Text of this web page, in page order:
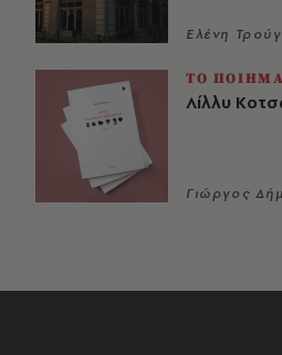
Ελένη
ΤΟ
Λίλλυ
Γιώργος